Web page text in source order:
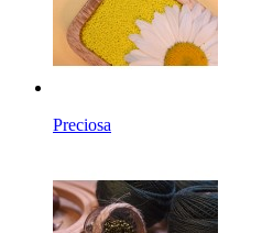
Preciosa